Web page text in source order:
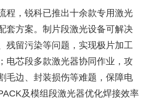
程，锐科已推出十余款专用激光
套方案。制片段激光设备可解决
残留污染等问题，实现极片加工
电芯段多款激光器协同作业，攻
毛边、封装损伤等难题，保障电
及模组段激光器优化焊接效率